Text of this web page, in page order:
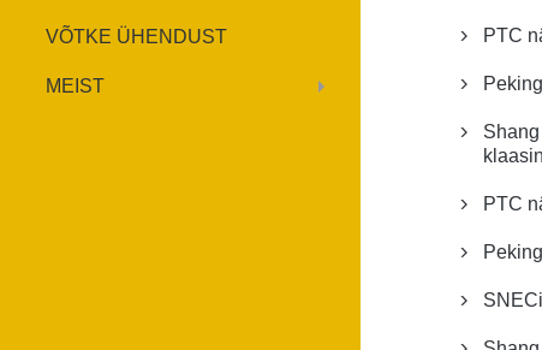
VÕTKE ÜHENDUST
MEIST
 PTC


 PTC

